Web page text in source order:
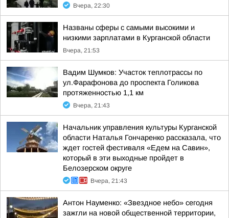
Вчера, 22:30
Названы сферы с самыми высокими и
низкими зарплатами в Курганской области
Вчера, 21:53
Вадим Шумков: Участок теплотрассы по
ул.Фарафонова до проспекта Голикова
протяженностью 1,1 км
Вчера, 21:43
Начальник управления культуры Курганской
области Наталья Гончаренко рассказала, что
ждет гостей фестиваля «Едем на Савин»,
который в эти выходные пройдет в
Белозерском округе
Вчера, 21:43
Антон Науменко: «Звездное небо» сегодня
зажгли на новой общественной территории,